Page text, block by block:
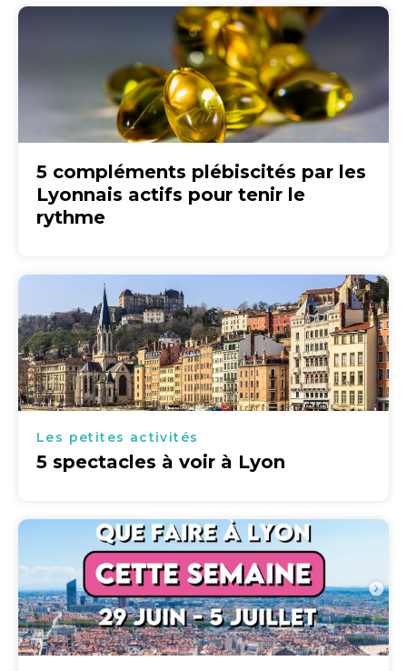
5 compléments plébiscités par les
Lyonnais actifs pour tenir le
rythme
Les petites activités
5 spectacles à voir à Lyon